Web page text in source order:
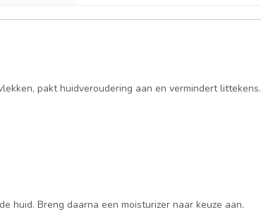
pakt huidveroudering aan en vermindert littekens.
huid. Breng daarna een moisturizer naar keuze aan.